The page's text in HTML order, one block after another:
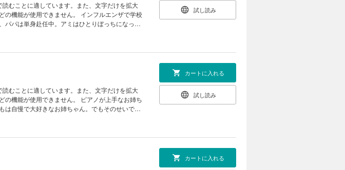
むことに適しています。また、文字だけを拡大
ません。 インフルエンザで学校
パパは単身赴任中。アミはひとりぼっちになっち
の物語。
試し読み
むことに適しています。また、文字だけを拡大
ません。 ピアノが上手なお姉ち
は自慢で大好きなお姉ちゃん。でもそのせいでナ
カートに入れる
試し読み
カートに入れる